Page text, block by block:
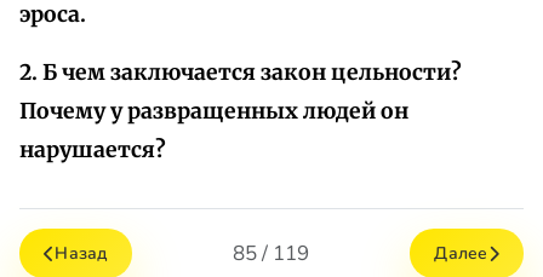
эроса.
2. Б чем заключается закон цельности?
Почему у развращенных людей он
нарушается?
Назад 85 / 119 Далее